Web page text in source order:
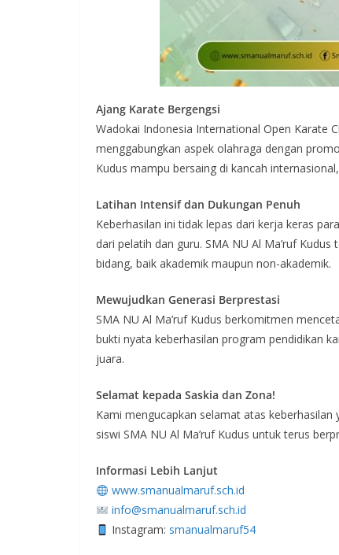
Ajang Karate Bergengsi
Wadokai Indonesia International Open Karate
menggabungkan aspek olahraga dengan
Kudus mampu bersaing di kancah
Latihan Intensif dan Dukungan Penuh
Keberhasilan ini tidak lepas dari kerja keras
dari pelatih dan guru. SMA NU Al Ma’ruf
bidang, baik akademik maupun non-akademik.
Mewujudkan Generasi Berprestasi
SMA NU Al Ma’ruf Kudus berkomitmen
bukti nyata keberhasilan program pendidikan
juara.
Selamat kepada Saskia dan Zona!
Kami mengucapkan selamat atas
siswi SMA NU Al Ma’ruf Kudus untuk terus
Informasi Lebih Lanjut
www.smanualmaruf.sch.id
info@smanualmaruf.sch.id
Instagram: smanualmaruf54